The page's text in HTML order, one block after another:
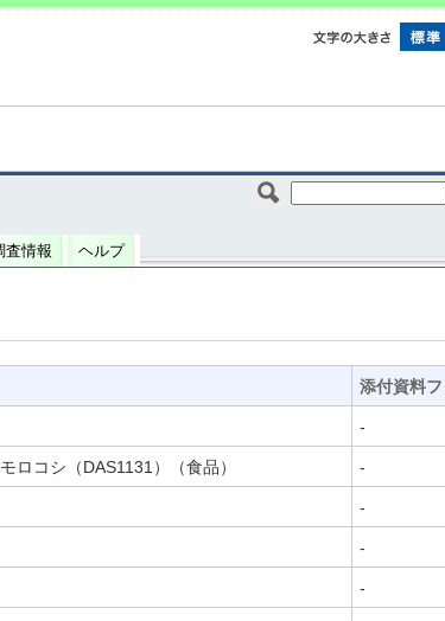
査情報 ヘルプ
添付資料
-
ロコシ（DAS1131）（食品） -
-
-
-